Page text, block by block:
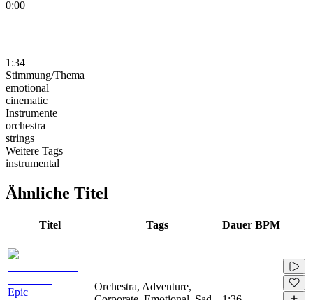
0:00
1:34
Stimmung/Thema
emotional
cinematic
Instrumente
orchestra
strings
Weitere Tags
instrumental
Ähnliche Titel
Titel Tags Dauer BPM
Epic
Orchestra, Adventure,